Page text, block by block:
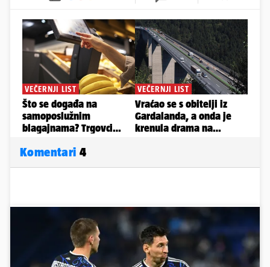
Komentari 4